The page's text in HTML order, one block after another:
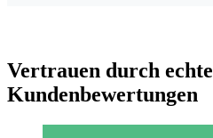
Vertrauen durch echte
Kundenbewertungen